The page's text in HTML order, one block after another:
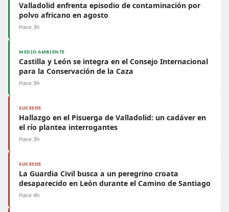
Valladolid enfrenta episodio de contaminación por
polvo africano en agosto
Hace 3h
MEDIO AMBIENTE
Castilla y León se integra en el Consejo Internacional
para la Conservación de la Caza
Hace 3h
SUCESOS
Hallazgo en el Pisuerga de Valladolid: un cadáver en
el río plantea interrogantes
Hace 3h
SUCESOS
La Guardia Civil busca a un peregrino croata
desaparecido en León durante el Camino de Santiago
Hace 4h